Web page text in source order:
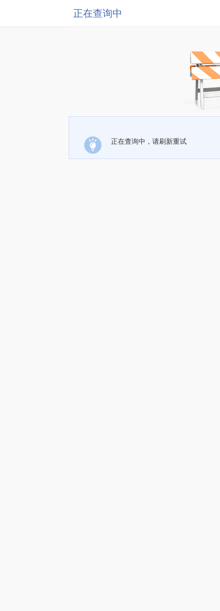
正在查询中
正在查询中，请刷新重试